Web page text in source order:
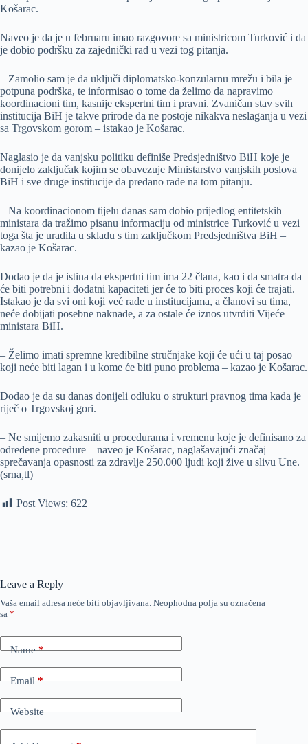
Košarac.
Naveo je da je u februaru imao razgovore sa ministricom Turković i da
je dobio podršku za zajednički rad u vezi tog pitanja.
– Zamolio sam je da uključi diplomatsko-konzularnu mrežu i bila je
potpuna podrška, te informisao o tome da želimo da napravimo
koordinacioni tim, kasnije ekspertni tim i pravni. Zvaničan stav svih
institucija BiH je takve prirode da ne postoje nikakva neslaganja u vezi
sa Trgovskom gorom – istakao je Košarac.
Naglasio je da vanjsku politiku definiše Predsjedništvo BiH koje je
donijelo zaključak kojim se obavezuje Ministarstvo vanjskih poslova
BiH i sve druge institucije da predano rade na tom pitanju.
– Na koordinacionom tijelu danas sam dobio prijedlog entitetskih
ministara da tražimo pisanu informaciju od ministrice Turković u vezi
toga šta je uradila u skladu s tim zaključkom Predsjedništva BiH –
kazao je Košarac.
Dodao je da je istina da ekspertni tim ima 22 člana, kao i da smatra da
će biti potrebni i dodatni kapaciteti jer će to biti proces koji će trajati.
Istakao je da svi oni koji već rade u institucijama, a članovi su tima,
neće dobijati posebne naknade, a za ostale će iznos utvrditi Vijeće
ministara BiH.
– Želimo imati spremne kredibilne stručnjake koji će ući u taj posao
koji neće biti lagan i u kome će biti puno problema – kazao je Košarac.
Dodao je da su danas donijeli odluku o strukturi pravnog tima kada je
riječ o Trgovskoj gori.
– Ne smijemo zakasniti u procedurama i vremenu koje je definisano za
određene procedure – naveo je Košarac, naglašavajući značaj
sprečavanja opasnosti za zdravlje 250.000 ljudi koji žive u slivu Une.
(srna,tl)
Post Views: 622
Leave a Reply
Vaša email adresa neće biti objavljivana. Neophodna polja su označena
sa *
Name*
Email*
Website